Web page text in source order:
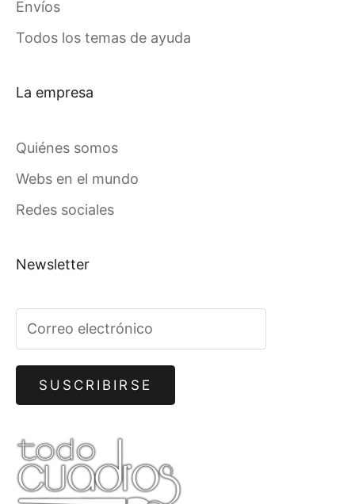
Envíos
Todos los temas de ayuda
La empresa
Quiénes somos
Webs en el mundo
Redes sociales
Newsletter
SUSCRIBIRSE